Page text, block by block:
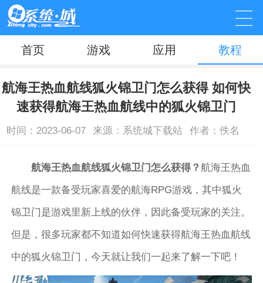
首页 游戏 应用 教程
航海王热血航线狐火锦卫门怎么获得 如何快
速获得航海王热血航线中的狐火锦卫门
时间：2023-06-07 来源：系统城下载站 作者：佚名
航海王热血航线狐火锦卫门怎么获得？航海王热血
航线是一款备受玩家喜爱的航海RPG游戏，其中狐火
锦卫门是游戏里新上线的伙伴，因此备受玩家的关注。
但是，很多玩家都不知道如何快速获得航海王热血航线
中的狐火锦卫门，今天就让我们一起来了解一下吧！